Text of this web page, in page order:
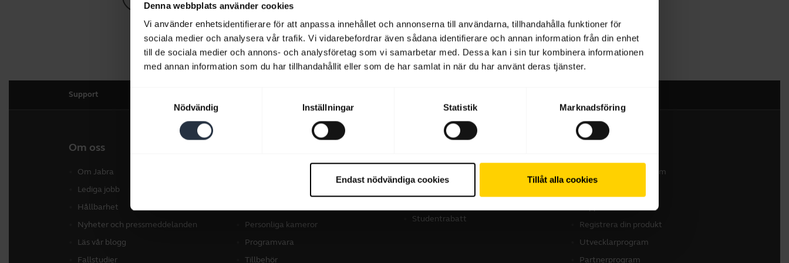
Denna webbplats använder cookies
Vi använder enhetsidentifierare för att anpassa innehållet och annonserna till användarna, tillhandahålla funktioner för
sociala medier och analysera vår trafik. Vi vidarebefordrar även sådana identifierare och annan information från din enhet
till de sociala medier och annons- och analysföretag som vi samarbetar med. Dessa kan i sin tur kombinera informationen
med annan information som du har tillhandahållit eller som de har samlat in när du har använt deras tjänster.
Nödvändig
Inställningar Statistik Marknadsföring
Endast nödvändiga cookies Tillåt alla cookies
Programvara och appar
Support
Om oss
Om Jabra
Lediga jobb
Hållbarhet
Nyheter och pressmeddelanden
Läs vår blogg
Fallstudier
Personliga kameror
Programvara
Tillbehör
företagsprodukter
Studentrabatt
Kontakta vårt säljteam
Registrera din produkt
Utvecklarprogram
Partnerprogram